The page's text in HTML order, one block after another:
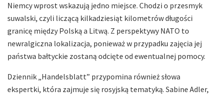
Niemcy wprost wskazują jedno miejsce. Chodzi o przesmyk
suwalski, czyli liczącą kilkadziesiąt kilometrów długości
granicę między Polską a Litwą. Z perspektywy NATO to
newralgiczna lokalizacja, ponieważ w przypadku zajęcia jej
państwa bałtyckie zostaną odcięte od ewentualnej pomocy.
Dziennik „Handelsblatt” przypomina również słowa
ekspertki, która zajmuje się rosyjską tematyką. Sabine Adler,